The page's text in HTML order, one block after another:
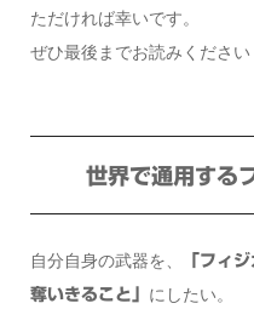
ただければ幸いです。
ぜひ最後までお読みください
世界で通用する
自分自身の武器を、
「フィ
奪いきること」 にしたい。